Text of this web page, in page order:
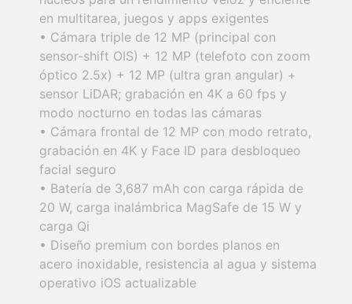
en multitarea, juegos y apps exigentes
• Cámara triple de 12 MP (principal con
sensor-shift OIS) + 12 MP (telefoto con zoom
óptico 2.5x) + 12 MP (ultra gran angular) +
sensor LiDAR; grabación en 4K a 60 fps y
modo nocturno en todas las cámaras
• Cámara frontal de 12 MP con modo retrato,
grabación en 4K y Face ID para desbloqueo
facial seguro
• Batería de 3,687 mAh con carga rápida de
20 W, carga inalámbrica MagSafe de 15 W y
carga Qi
• Diseño premium con bordes planos en
acero inoxidable, resistencia al agua y sistema
operativo iOS actualizable